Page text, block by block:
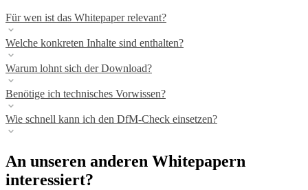
Für wen ist das Whitepaper relevant?
Welche konkreten Inhalte sind enthalten?
Warum lohnt sich der Download?
Benötige ich technisches Vorwissen?
Wie schnell kann ich den DfM-Check einsetzen?
An unseren anderen Whitepapern
interessiert?